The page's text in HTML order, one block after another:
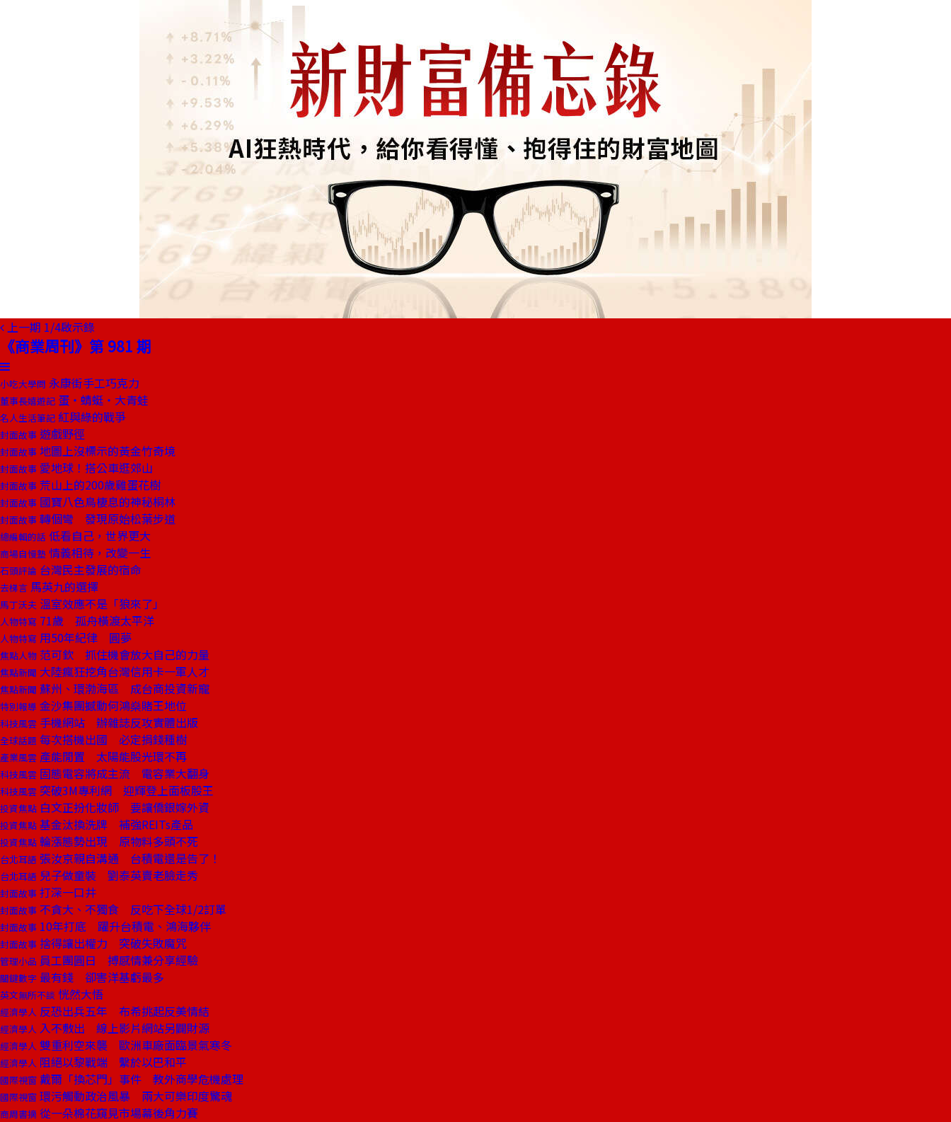
上一期 1/4啟示錄
《商業周刊》第 981 期
小吃大學問 永康街手工巧克力
董事長嬉遊記 蛋‧蜻蜓‧大青蛙
名人生活筆記 紅與綠的戰爭
封面故事 遊戲野徑
封面故事 地圖上沒標示的黃金竹奇境
封面故事 愛地球！搭公車逛郊山
封面故事 荒山上的200歲雞蛋花樹
封面故事 國寶八色鳥棲息的神秘桐林
封面故事 轉個彎 發現原始松葉步道
總編輯的話 低看自己，世界更大
商場自慢塾 情義相待，改變一生
石頭評論 台灣民主發展的宿命
去梯言 馬英九的選擇
馬丁沃夫 溫室效應不是「狼來了」
人物特寫 71歲 孤舟橫渡太平洋
人物特寫 用50年紀律 圓夢
焦點人物 范可欽 抓住機會放大自己的力量
焦點新聞 大陸瘋狂挖角台灣信用卡一軍人才
焦點新聞 蘇州、環渤海區 成台商投資新寵
特別報導 金沙集團撼動何鴻燊賭王地位
科技風雲 手機網站 辦雜誌反攻實體出版
全球話題 每次搭機出國 必定捐錢種樹
產業風雲 產能閒置 太陽能股光環不再
科技風雲 固態電容將成主流 電容業大翻身
科技風雲 突破3M專利網 迎輝登上面板股王
投資焦點 白文正扮化妝師 要讓僑銀嫁外資
投資焦點 基金汰換洗牌 補強REITs產品
投資焦點 輪漲態勢出現 原物料多頭不死
台北耳語 張汝京親自溝通 台積電還是告了！
台北耳語 兒子做童裝 劉泰英賣老臉走秀
封面故事 打深一口井
封面故事 不貪大、不獨食 反吃下全球1/2訂單
封面故事 10年打底 躍升台積電、鴻海夥伴
封面故事 捨得讓出權力 突破失敗魔咒
管理小品 員工團圓日 搏感情兼分享經驗
關鍵數字 最有錢 卻害洋基虧最多
英文無所不談 恍然大悟
經濟學人 反恐出兵五年 布希挑起反美情結
經濟學人 入不敷出 線上影片網站另闢財源
經濟學人 雙重利空來襲 歐洲車廠面臨景氣寒冬
經濟學人 阻絕以黎戰端 繫於以巴和平
國際視窗 戴爾「換芯門」事件 教外商學危機處理
國際視窗 環污觸動政治風暴 兩大可樂印度驚魂
商周書摘 從一朵棉花窺見市場幕後角力賽